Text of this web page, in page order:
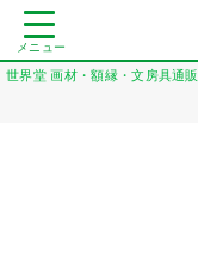
メニュー
世界堂 画材・額縁・文房具通販